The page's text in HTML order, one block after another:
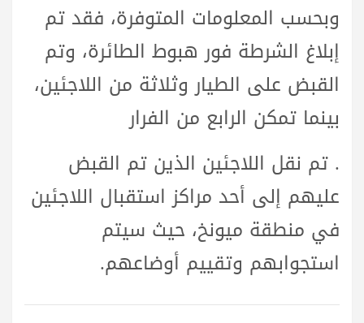
وبحسب المعلومات المتوفرة، فقد تم
إبلاغ الشرطة فور هبوط الطائرة، وتم
القبض على الطيار وثلاثة من اللاجئين،
بينما تمكن الرابع من الفرار
. تم نقل اللاجئين الذين تم القبض
عليهم إلى أحد مراكز استقبال اللاجئين
في منطقة ميونخ، حيث سيتم
استجوابهم وتقييم أوضاعهم.